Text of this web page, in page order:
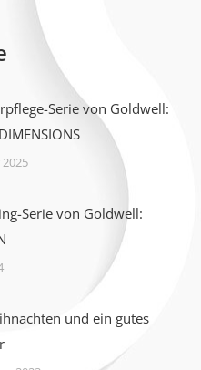
Serie von Goldwell:
Serie von Goldwell:
und ein gutes